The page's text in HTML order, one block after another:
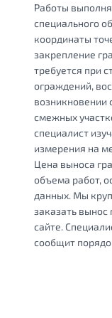
Работы
специального
координаты
закрепление
требуется при
ограждений,
возникновении
смежных
специалист
измерения на
Цена выноса
объема работ,
данных. Мы
заказать вынос
сайте.
сообщит